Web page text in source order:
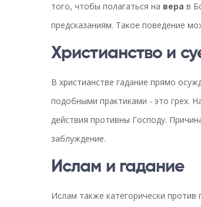
того, чтобы полагаться на вера в
предсказаниям. Такое поведение
Христианство и
В христианстве гадание прямо
подобными практиками - это грех.
действия противны Господу.
заблуждение.
Ислам и гадание
Ислам также категорически